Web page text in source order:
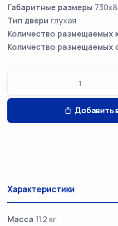
Габаритные размеры
Тип двери глухая
Количество размещаемых
Количество размещаемых
Добавить
Характеристики
Масса 11.2 кг